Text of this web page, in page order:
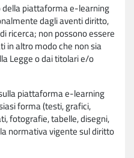
piattaforma e-learning
dagli aventi diritto,
ricerca; non possono essere
in altro modo che non sia
Legge o dai titolari e/o
piattaforma e-learning
forma (testi, grafici,
fotografie, tabelle, disegni,
normativa vigente sul diritto